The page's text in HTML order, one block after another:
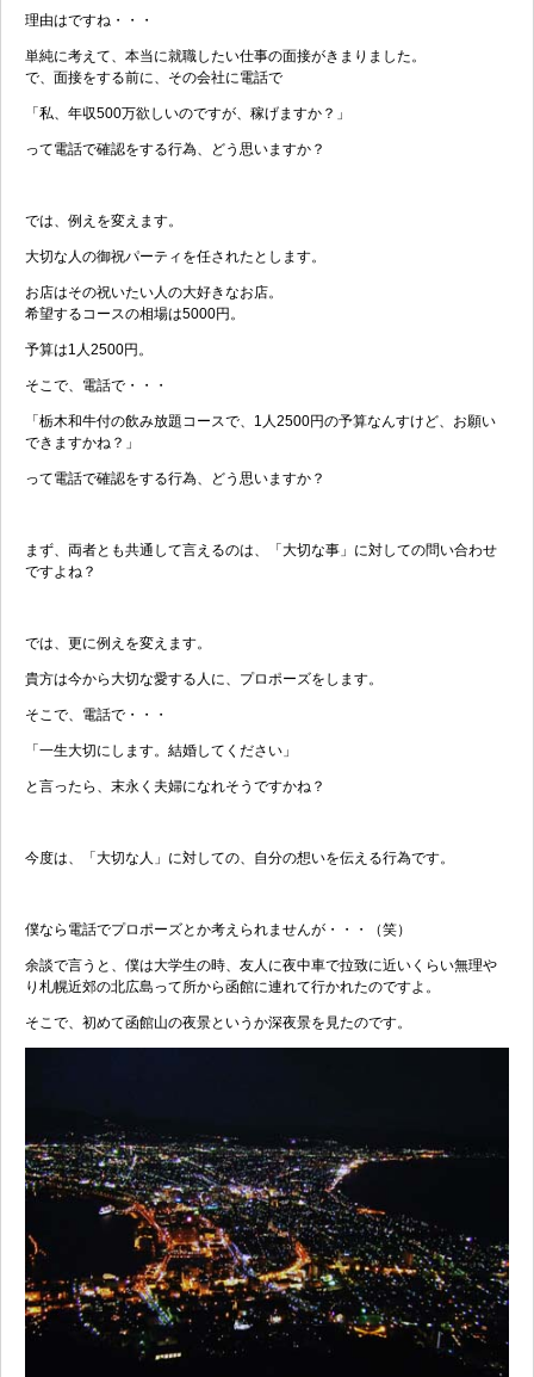
理由はですね・・・
単純に考えて、本当に就職したい仕事の面接がきまりました。
で、面接をする前に、その会社に電話で
「私、年収500万欲しいのですが、稼げますか？」
って電話で確認をする行為、どう思いますか？
では、例えを変えます。
大切な人の御祝パーティを任されたとします。
お店はその祝いたい人の大好きなお店。
希望するコースの相場は5000円。
予算は1人2500円。
そこで、電話で・・・
「栃木和牛付の飲み放題コースで、1人2500円の予算なんすけど、お願い
できますかね？」
って電話で確認をする行為、どう思いますか？
まず、両者とも共通して言えるのは、「大切な事」に対しての問い合わせ
ですよね？
では、更に例えを変えます。
貴方は今から大切な愛する人に、プロポーズをします。
そこで、電話で・・・
「一生大切にします。結婚してください」
と言ったら、末永く夫婦になれそうですかね？
今度は、「大切な人」に対しての、自分の想いを伝える行為です。
僕なら電話でプロポーズとか考えられませんが・・・（笑）
余談で言うと、僕は大学生の時、友人に夜中車で拉致に近いくらい無理や
り札幌近郊の北広島って所から函館に連れて行かれたのですよ。
そこで、初めて函館山の夜景というか深夜景を見たのです。